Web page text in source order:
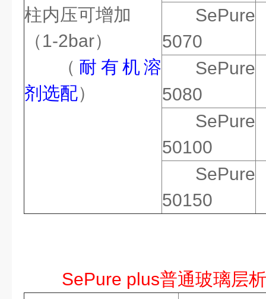
柱内压可增加
（1-2bar）
（ 耐有机溶
剂选配）
SePure
5070
SePure
5080
SePure
50100
SePure
50150
SePure plus普通玻璃层